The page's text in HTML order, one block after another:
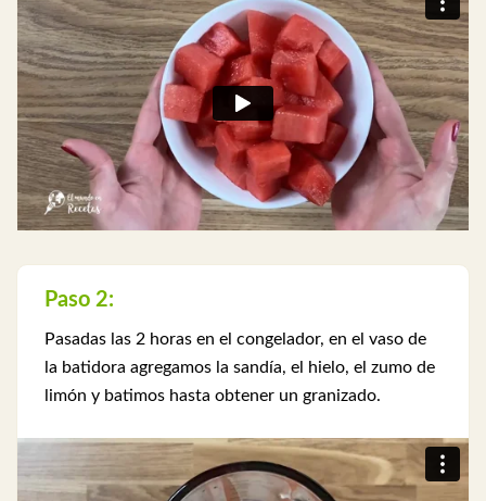
Paso 2:
Pasadas las 2 horas en el congelador, en el vaso de
la batidora agregamos la sandía, el hielo, el zumo de
limón y batimos hasta obtener un granizado.